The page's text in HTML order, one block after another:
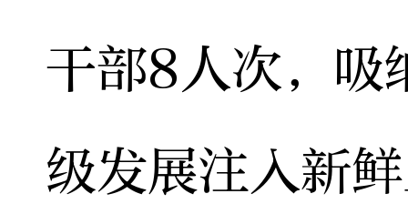
干部8人次，吸
级发展注入新